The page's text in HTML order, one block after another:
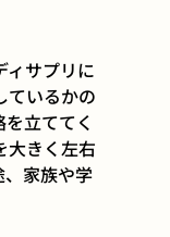
ィサプリに
ているかの
立ててく
大きく左右
家族や学